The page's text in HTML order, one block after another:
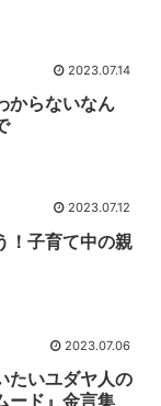
2023.07.14
からないなん
2023.07.12
！子育て中の親
2023.07.06
たいユダヤ人の
ード』金言集